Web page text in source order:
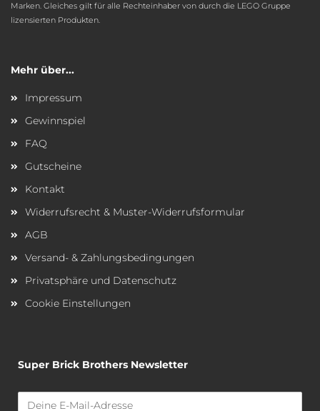
Marken. Gleiches gilt für alle Rechteinhaber von durch die LEGO Gruppe
lizensierten Produkten.
Mehr über...
Impressum
Gewinnspiel
FAQ
Gutscheine
Kontakt
Widerrufsrecht & Muster-Widerrufsformular
AGB
Versand- & Zahlungsbedingungen
Privatsphäre und Datenschutz
Cookie Einstellungen
Super Brick Brothers Newsletter